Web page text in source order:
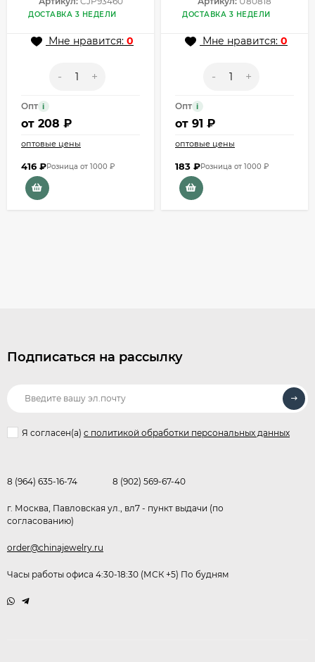
вставками под
ДОСТАВКА 3 НЕДЕЛИ
Мне нравится: 0
- +
Опт i
от 208 ₽
оптовые цены
416 ₽Розница от 1000 ₽
ДОСТАВКА 3 НЕДЕЛИ
Мне нравится: 0
- +
Опт i
от 91 ₽
оптовые цены
183 ₽Розница от 1000 ₽
Подписаться на рассылку
Я согласен(a) с политикой обработки персональных данных
8 (964) 635-16-74 8 (902) 569-67-40
г. Москва, Павловская ул., вл7 - пункт выдачи (по
согласованию)
order@chinajewelry.ru
Часы работы офиса 4:30-18:30 (МСК +5) По будням